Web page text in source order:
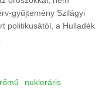
gyűjtemény Szilágyi
politikusától, a Hulladék
nukleráris